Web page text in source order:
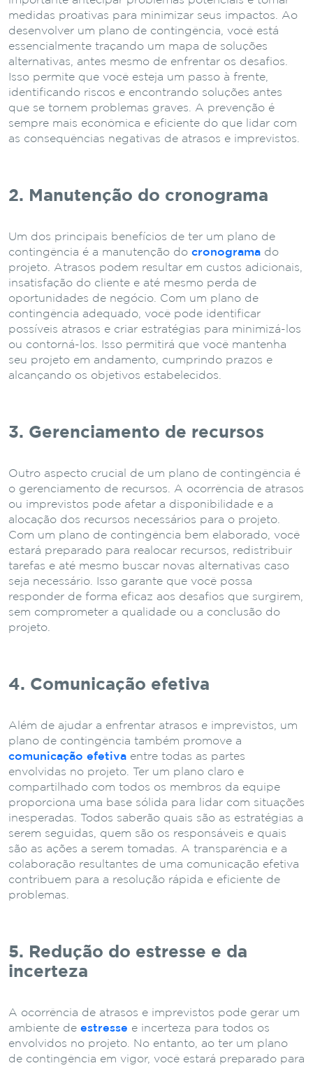
medidas proativas para minimizar seus impactos. Ao
desenvolver um plano de contingência, você está
essencialmente traçando um mapa de soluções
alternativas, antes mesmo de enfrentar os desafios.
Isso permite que você esteja um passo à frente,
identificando riscos e encontrando soluções antes
que se tornem problemas graves. A prevenção é
sempre mais econômica e eficiente do que lidar com
as consequências negativas de atrasos e imprevistos.
2. Manutenção do cronograma
Um dos principais benefícios de ter um plano de
contingência é a manutenção do cronograma do
projeto. Atrasos podem resultar em custos adicionais,
insatisfação do cliente e até mesmo perda de
oportunidades de negócio. Com um plano de
contingência adequado, você pode identificar
possíveis atrasos e criar estratégias para minimizá-los
ou contorná-los. Isso permitirá que você mantenha
seu projeto em andamento, cumprindo prazos e
alcançando os objetivos estabelecidos.
3. Gerenciamento de recursos
Outro aspecto crucial de um plano de contingência é
o gerenciamento de recursos. A ocorrência de atrasos
ou imprevistos pode afetar a disponibilidade e a
alocação dos recursos necessários para o projeto.
Com um plano de contingência bem elaborado, você
estará preparado para realocar recursos, redistribuir
tarefas e até mesmo buscar novas alternativas caso
seja necessário. Isso garante que você possa
responder de forma eficaz aos desafios que surgirem,
sem comprometer a qualidade ou a conclusão do
projeto.
4. Comunicação efetiva
Além de ajudar a enfrentar atrasos e imprevistos, um
plano de contingência também promove a
comunicação efetiva entre todas as partes
envolvidas no projeto. Ter um plano claro e
compartilhado com todos os membros da equipe
proporciona uma base sólida para lidar com situações
inesperadas. Todos saberão quais são as estratégias a
serem seguidas, quem são os responsáveis e quais
são as ações a serem tomadas. A transparência e a
colaboração resultantes de uma comunicação efetiva
contribuem para a resolução rápida e eficiente de
problemas.
5. Redução do estresse e da
incerteza
A ocorrência de atrasos e imprevistos pode gerar um
ambiente de estresse e incerteza para todos os
envolvidos no projeto. No entanto, ao ter um plano
de contingência em vigor, você estará preparado para